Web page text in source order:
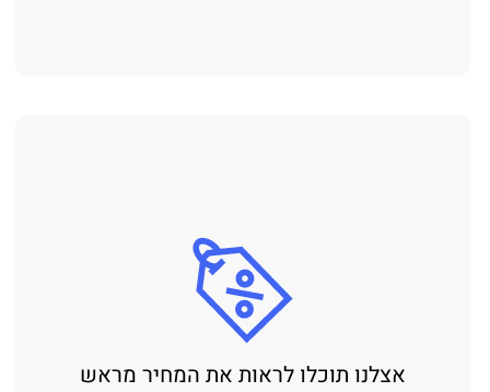
אצלנו תוכלו לראות את המחיר מראש